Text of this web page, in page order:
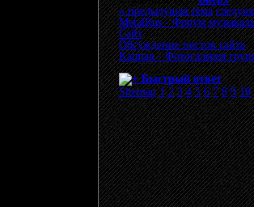
« предыдущая тема
MetalRus - Форум
Сайт»
Обсуждение постов сайта»
Kaiman - Фотогалерея
Быстрый ответ
Sitemap 1 2 3 4 5 6 7 8 9 10